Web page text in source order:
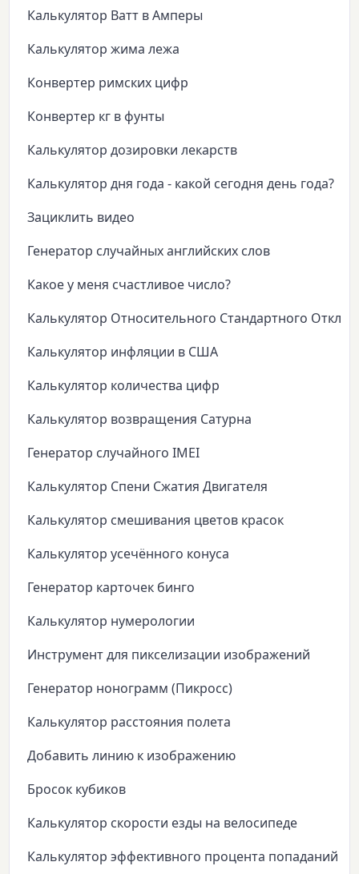
Калькулятор Ватт в Амперы
Калькулятор жима лежа
Конвертер римских цифр
Конвертер кг в фунты
Калькулятор дозировки лекарств
Калькулятор дня года - какой сегодня день года?
Зациклить видео
Генератор случайных английских слов
Какое у меня счастливое число?
Калькулятор Относительного Стандартного
Калькулятор инфляции в США
Калькулятор количества цифр
Калькулятор возвращения Сатурна
Генератор случайного IMEI
Калькулятор Спени Сжатия Двигателя
Калькулятор смешивания цветов красок
Калькулятор усечённого конуса
Генератор карточек бинго
Калькулятор нумерологии
Инструмент для пикселизации изображений
Генератор нонограмм (Пикросс)
Калькулятор расстояния полета
Добавить линию к изображению
Бросок кубиков
Калькулятор скорости езды на велосипеде
Калькулятор эффективного процента попаданий